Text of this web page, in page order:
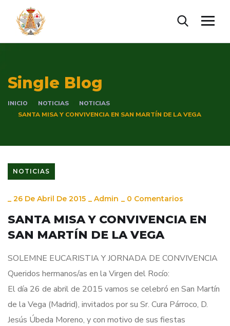
Single Blog
INICIO NOTICIAS
NOTICIAS
SANTA MISA Y CONVIVENCIA EN SAN MARTÍN DE LA VEGA
NOTICIAS
26 De Abril De 2015 Admin 0 Comentarios
SANTA MISA Y CONVIVENCIA EN
SAN MARTÍN DE LA VEGA
SOLEMNE EUCARISTIA Y JORNADA DE CONVIVENCIA
Queridos hermanos/as en la Virgen del Rocío:
El día 26 de abril de 2015 vamos se celebró en San Martín
de la Vega (Madrid), invitados por su Sr. Cura Párroco, D.
Jesús Úbeda Moreno, y con motivo de sus fiestas